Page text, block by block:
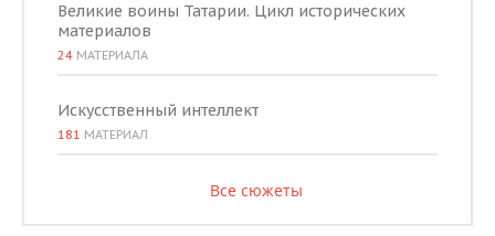
Великие воины Татарии. Цикл исторических
материалов
24 МАТЕРИАЛА
Искусственный интеллект
181 МАТЕРИАЛ
Все сюжеты